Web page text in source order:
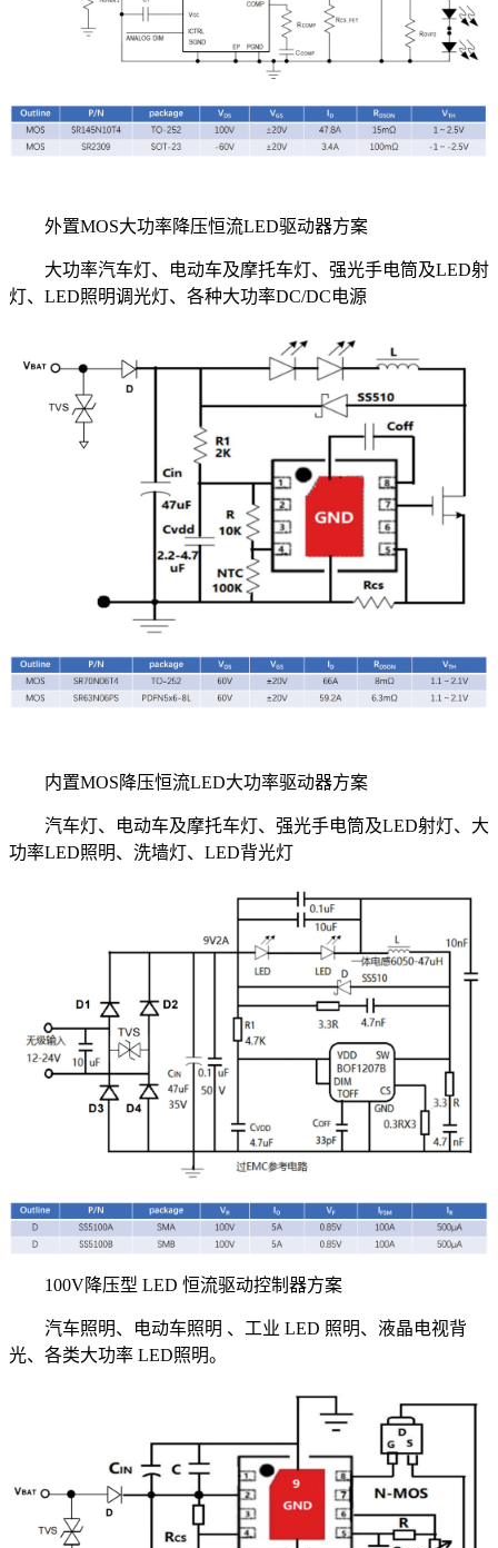
外置MOS大功率降压恒流LED驱动器方案
大功率汽车灯、电动车及摩托车灯、强光手电筒及LED射
灯、LED照明调光灯、各种大功率DC/DC电源
内置MOS降压恒流LED大功率驱动器方案
汽车灯、电动车及摩托车灯、强光手电筒及LED射灯、大
功率LED照明、洗墙灯、LED背光灯
100V降压型 LED 恒流驱动控制器方案
汽车照明、电动车照明 、工业 LED 照明、液晶电视背
光、各类大功率 LED照明。